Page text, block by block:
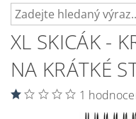
XL SKICÁK -
NA KRÁTKÉ
1